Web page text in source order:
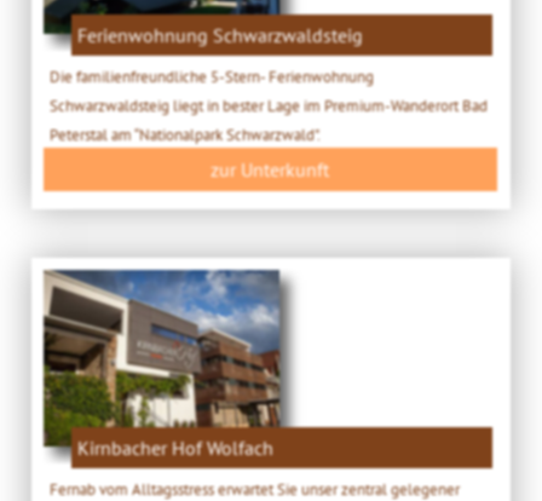
Ferienwohnung Schwarzwaldsteig
Die familienfreundliche 5-Stern- Ferienwohnung
Schwarzwaldsteig liegt in bester Lage im Premium-Wanderort Bad
Peterstal am “Nationalpark Schwarzwald".
zur Unterkunft
Kirnbacher Hof Wolfach
Fernab vom Alltagsstress erwartet Sie unser zentral gelegener